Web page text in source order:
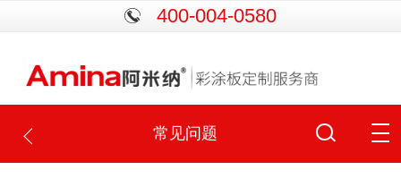
400-004-0580
常见问题